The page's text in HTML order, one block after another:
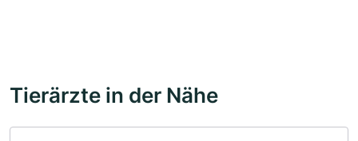
Tierärzte in der Nähe